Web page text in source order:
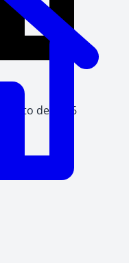
de 2026